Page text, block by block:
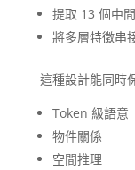
提取 13 個中
將多層特徵串
這種設計能同時
Token 級語意
物件關係
空間推理